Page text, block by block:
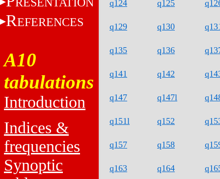
REFERENCES
A10
tabulations
Introduction
Indices &
frequencies
Synoptic
q124 q125
q129 q130
q135 q136
q141 q142
q147 q147l
q151l q152
q157 q158
q163 q164